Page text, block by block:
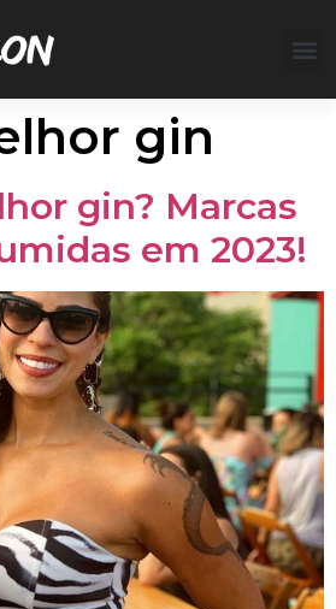
gin
gin? Marcas
em 2023!